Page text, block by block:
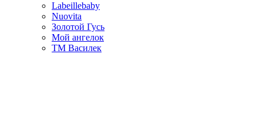
Labeillebaby
Nuovita
Золотой Гусь
Мой ангелок
ТМ Василек